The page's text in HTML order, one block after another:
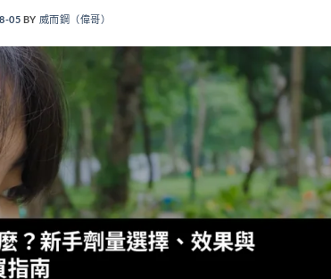
05 BY 威而鋼（偉哥）